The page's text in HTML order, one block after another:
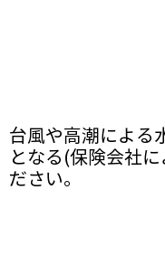
台風や高潮による
となる(保険会社
ださい。